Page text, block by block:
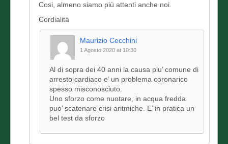
Cosi, almeno siamo più attenti anche noi.
Cordialità
Maurizio Cecchini
1 Agosto 2020 at 10:30
Al di sopra dei 40 anni la causa piu’ comune di
arresto cardiaco e’ un problema coronarico
spesso misconosciuto.
Uno sforzo come nuotare, in acqua fredda
puo’ scatenare crisi aritmiche. E’ in pratica un
bel test da sforzo